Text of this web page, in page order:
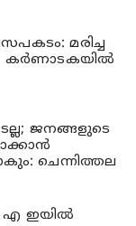
മരിച്ച
കര്‍ണാടകയില്‍
ജനങ്ങളുടെ
ചെന്നിത്തല
ഇയില്‍